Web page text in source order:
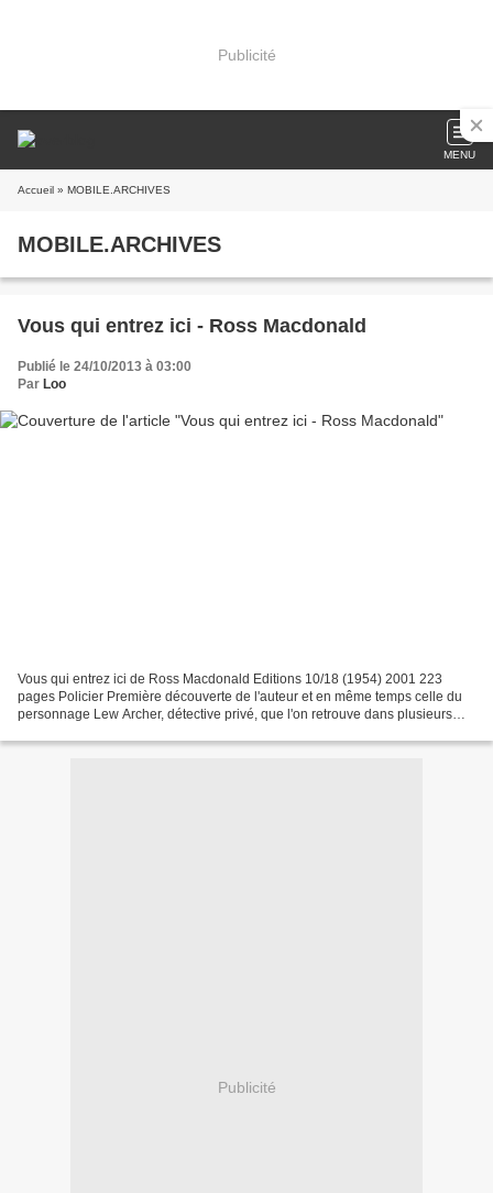
Publicité
MENU
Accueil » MOBILE.ARCHIVES
MOBILE.ARCHIVES
Vous qui entrez ici - Ross Macdonald
Publié le 24/10/2013 à 03:00
Par Loo
Vous qui entrez ici de Ross Macdonald Editions 10/18 (1954) 2001 223
pages Policier Première découverte de l'auteur et en même temps celle du
personnage Lew Archer, détective privé, que l'on retrouve dans plusieurs
Publicité